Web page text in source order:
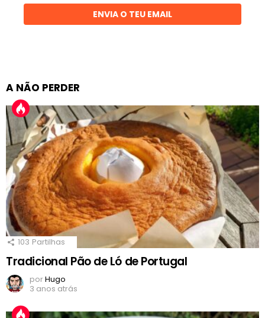
ENVIA O TEU EMAIL
A NÃO PERDER
103 Partilhas
Tradicional Pão de Ló de Portugal
porHugo
3 anos atrás